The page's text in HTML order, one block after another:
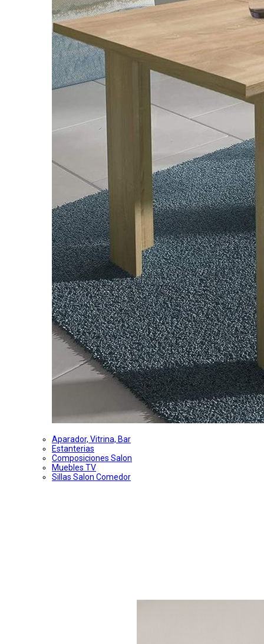
Aparador, Vitrina, Bar
Estanterias
Composiciones Salon
Muebles TV
Sillas Salon Comedor